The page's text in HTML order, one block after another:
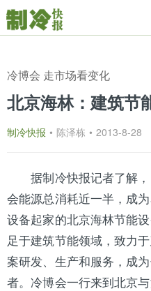
冷博会 走市场看变化
北京海林：建筑节
制冷快报 • 陈泽栋 • 2013-8-28
据制冷快报记者了解
会能源总消耗近一半，成
设备起家的北京海林节能
足于建筑节能领域，致力
案研发、生产和服务，成
者。冷博会一行来到北京与